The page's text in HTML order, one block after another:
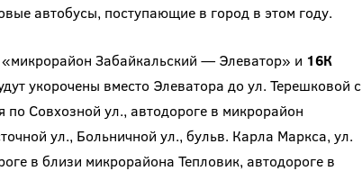
автобусы, поступающие в город в этом году.
Забайкальский — Элеватор» и 16К
укорочены вместо Элеватора до ул. Терешковой с
Совхозной ул., автодороге в микрорайон
ул., Больничной ул., бульв. Карла Маркса, ул.
в близи микрорайона Тепловик, автодороге в